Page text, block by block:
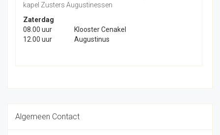
kapel Zusters Augustinessen
Zaterdag
08.00 uur
Klooster Cenakel
12.00 uur
Augustinus
Algemeen Contact